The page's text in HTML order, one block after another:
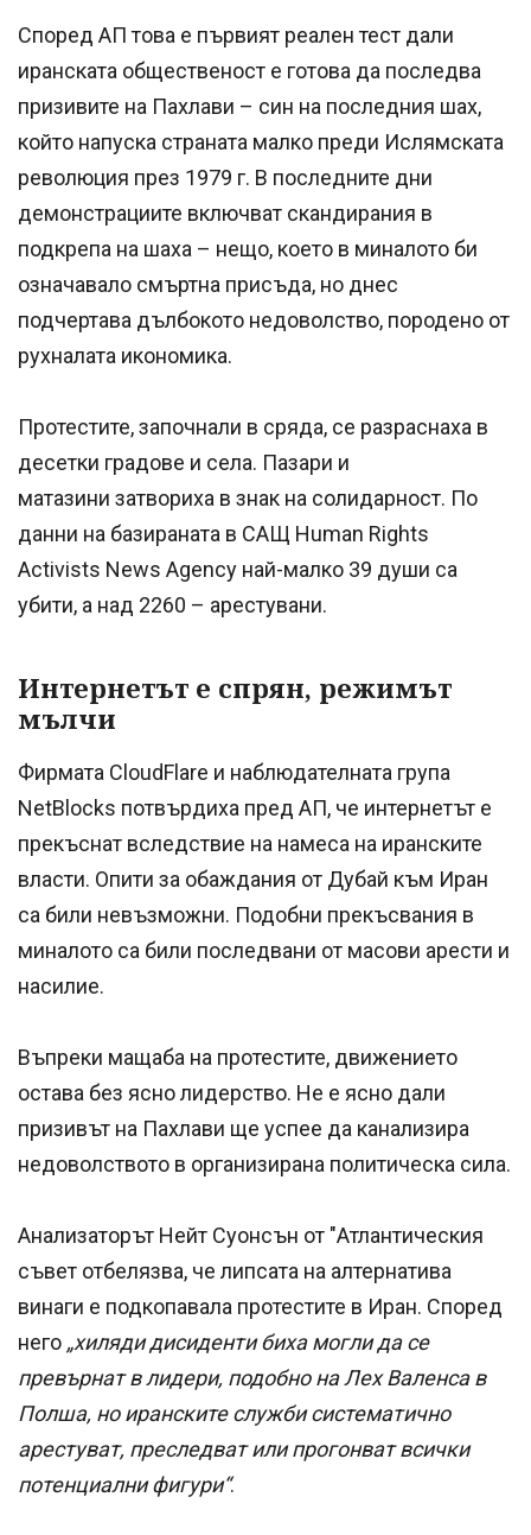
Според АП това е първият реален тест дали
иранската общественост е готова да последва
призивите на Пахлави – син на последния шах,
който напуска страната малко преди Ислямската
революция през 1979 г. В последните дни
демонстрациите включват скандирания в
подкрепа на шаха – нещо, което в миналото би
означавало смъртна присъда, но днес
подчертава дълбокото недоволство, породено от
рухналата икономика.
Протестите, започнали в сряда, се разраснаха в
десетки градове и села. Пазари и
матазини затвориха в знак на солидарност. По
данни на базираната в САЩ Human Rights
Activists News Agency най-малко 39 души са
убити, а над 2260 – арестувани.
Интернетът е спрян, режимът
мълчи
Фирмата CloudFlare и наблюдателната група
NetBlocks потвърдиха пред АП, че интернетът е
прекъснат вследствие на намеса на иранските
власти. Опити за обаждания от Дубай към Иран
са били невъзможни. Подобни прекъсвания в
миналото са били последвани от масови арести и
насилие.
Въпреки мащаба на протестите, движението
остава без ясно лидерство. Не е ясно дали
призивът на Пахлави ще успее да канализира
недоволството в организирана политическа сила.
Анализаторът Нейт Суонсън от "Атлантическия
съвет отбелязва, че липсата на алтернатива
винаги е подкопавала протестите в Иран. Според
него „хиляди дисиденти биха могли да се
превърнат в лидери, подобно на Лех Валенса в
Полша, но иранските служби систематично
арестуват, преследват или прогонват всички
потенциални фигури“.